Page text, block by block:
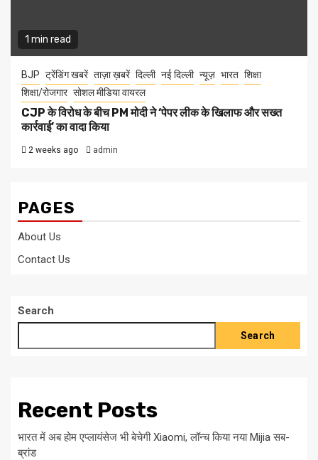
1 min read
BJP ट्रेंडिंग खबरें ताज़ा ख़बरें दिल्ली नई दिल्ली न्यूज़ भारत शिक्षा
शिक्षा/रोजगार सोशल मीडिया वायरल
CJP के विरोध के बीच PM मोदी ने ‘पेपर लीक के खिलाफ और सख्त
कार्रवाई’ का वादा किया
2 weeks ago admin
PAGES
About Us
Contact Us
Search
Search
Recent Posts
भारत में अब होम एप्लायंसेज भी बेचेगी Xiaomi, लॉन्च किया नया Mijia सब-
ब्रांड